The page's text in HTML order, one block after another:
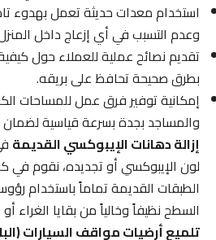
استخدام معدات حديثة تعمل بهدوء تام
وعدم التسبب في أي إزعاج داخل المنزل.
تقديم نصائح عملية للعملاء حول كيفية
بطرق صحيحة تحافظ على بريقه.
إمكانية توفير فرق عمل للمساحات
والمساجد بجدة بسرعة قياسية لضمان
إزالة دهانات الإيبوكسي القديمةفي
لون الإيبوكسي أو تجديده، نقوم في
الطبقات القديمة تماماً باستخدام
السطح نظيفاً وخالياً من بقايا الغراء أو
تلميع أرضيات مواقف السيارات